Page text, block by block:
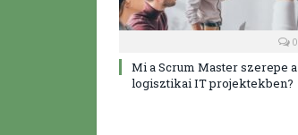
0
Mi a Scrum Master szerepe a
logisztikai IT projektekben?